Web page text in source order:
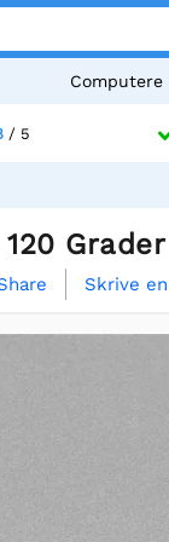
Computere
/ 5
Skrive